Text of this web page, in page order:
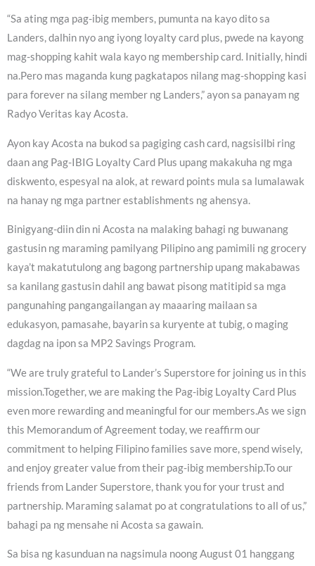
“Sa ating mga pag-ibig members, pumunta na kayo dito sa
Landers, dalhin nyo ang iyong loyalty card plus, pwede na kayong
mag-shopping kahit wala kayo ng membership card. Initially, hindi
na.Pero mas maganda kung pagkatapos nilang mag-shopping kasi
para forever na silang member ng Landers,” ayon sa panayam ng
Radyo Veritas kay Acosta.
Ayon kay Acosta na bukod sa pagiging cash card, nagsisilbi ring
daan ang Pag-IBIG Loyalty Card Plus upang makakuha ng mga
diskwento, espesyal na alok, at reward points mula sa lumalawak
na hanay ng mga partner establishments ng ahensya.
Binigyang-diin din ni Acosta na malaking bahagi ng buwanang
gastusin ng maraming pamilyang Pilipino ang pamimili ng grocery
kaya’t makatutulong ang bagong partnership upang makabawas
sa kanilang gastusin dahil ang bawat pisong matitipid sa mga
pangunahing pangangailangan ay maaaring mailaan sa
edukasyon, pamasahe, bayarin sa kuryente at tubig, o maging
dagdag na ipon sa MP2 Savings Program.
“We are truly grateful to Lander’s Superstore for joining us in this
mission.Together, we are making the Pag-ibig Loyalty Card Plus
even more rewarding and meaningful for our members.As we sign
this Memorandum of Agreement today, we reaffirm our
commitment to helping Filipino families save more, spend wisely,
and enjoy greater value from their pag-ibig membership.To our
friends from Lander Superstore, thank you for your trust and
partnership. Maraming salamat po at congratulations to all of us,”
bahagi pa ng mensahe ni Acosta sa gawain.
Sa bisa ng kasunduan na nagsimula noong August 01 hanggang